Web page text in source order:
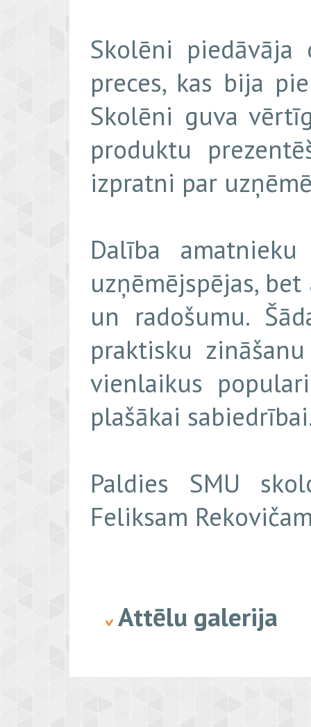
Skolēni
preces, kas bija
Skolēni guva
produktu
izpratni par
Dalība
uzņēmējspējas,
un radošumu.
praktisku
vienlaikus
plašākai
Paldies SMU
Feliksam
Attēlu galerija